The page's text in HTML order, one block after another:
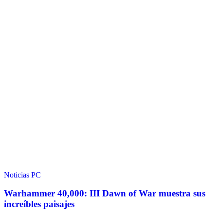
Noticias PC
Warhammer 40,000: III Dawn of War muestra sus
increíbles paisajes